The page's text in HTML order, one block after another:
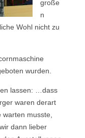
große
n
Wohl nicht zu
wurden.
lassen: …dass
waren derart
musste,
dann lieber